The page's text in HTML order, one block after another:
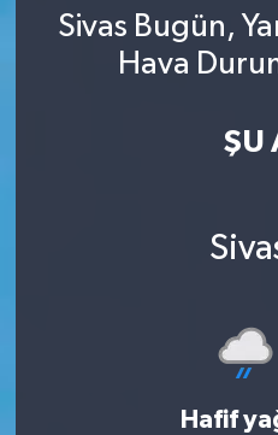
Sivas Bugün,
Hava
ŞU
Hafif
KÜLTÜR-SANAT
Genel
Tüm Manşetler
Son Dakika Haberleri